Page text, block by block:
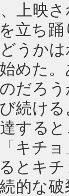
上映
立ち
うか
めた
だろ
続け
する
キチ
とキ
的な